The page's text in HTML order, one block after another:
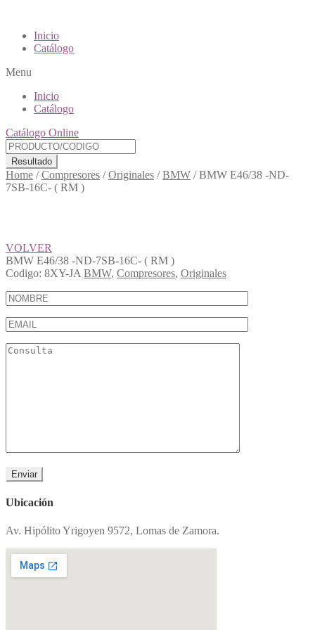
Inicio
Catálogo
Menu
Inicio
Catálogo
Catálogo Online
Resultado
Home /Compresores /Originales /BMW /BMW E46/38 -ND-
7SB-16C- ( RM )
VOLVER
BMW E46/38 -ND-7SB-16C- ( RM )
Codigo: 8XY-JA BMW, Compresores, Originales
Ubicación
Av. Hipólito Yrigoyen 9572, Lomas de Zamora.